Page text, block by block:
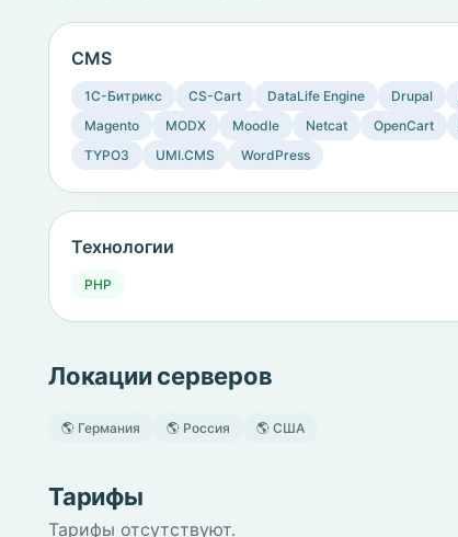
CMS
1C-Битрикс CS-Cart DataLife Engine Drupal
Magento
MODX Moodle Netcat OpenCart
TYPO3
UMI.CMS WordPress
Технологии
PHP
Локации серверов
🌎 Германия 🌎 Россия 🌎 США
Тарифы
Тарифы отсутствуют.